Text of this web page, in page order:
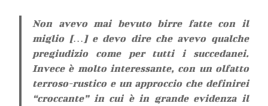
Non avevo mai bevuto birre fatte con il
miglio […] e devo dire che avevo qualche
pregiudizio come per tutti i succedanei.
Invece è molto interessante, con un olfatto
terroso-rustico e un approccio che definirei
“croccante” in cui è in grande evidenza il